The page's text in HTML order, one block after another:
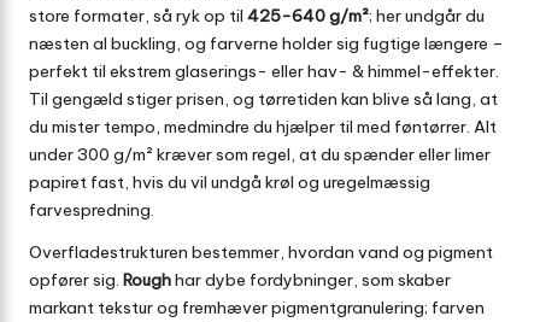
store formater, så ryk op til 425-640 g/m²; her undgår du
næsten al buckling, og farverne holder sig fugtige længere –
perfekt til ekstrem glaserings- eller hav- & himmel-effekter.
Til gengæld stiger prisen, og tørretiden kan blive så lang, at
du mister tempo, medmindre du hjælper til med føntørrer. Alt
under 300 g/m² kræver som regel, at du spænder eller limer
papiret fast, hvis du vil undgå krøl og uregelmæssig
farvespredning.
Overfladestrukturen bestemmer, hvordan vand og pigment
opfører sig. Roughhar dybe fordybninger, som skaber
markant tekstur og fremhæver pigment­granulering; farven